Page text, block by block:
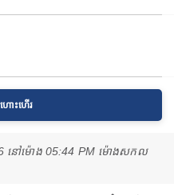
ហោះហើរ
នៅ​ម៉ោង 05:44 PM ម៉ោង​សកល